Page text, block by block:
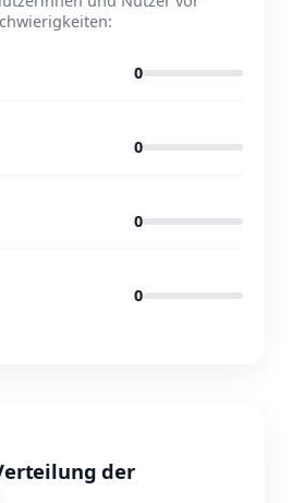
0
0
0
0
der